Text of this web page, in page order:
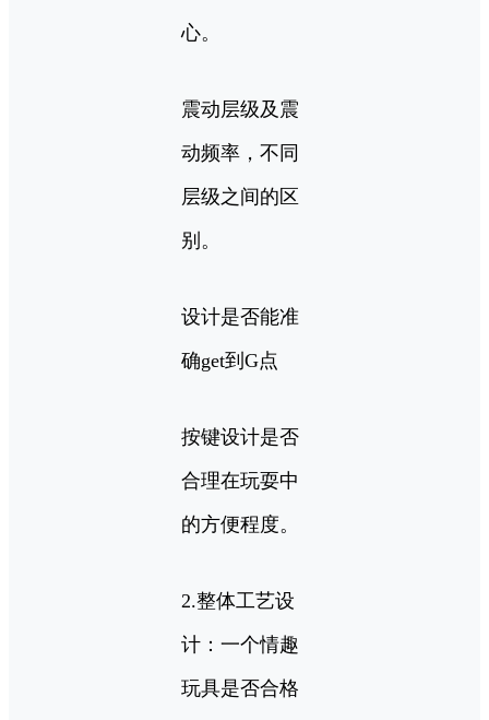
心。
震动层级及震
动频率，不同
层级之间的区
别。
设计是否能准
确get到G点
按键设计是否
合理在玩耍中
的方便程度。
2.整体工艺设
计：一个情趣
玩具是否合格